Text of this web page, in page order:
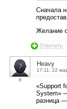
Сначала
Желание
Ответить
8
Heavy
17:11, 22
«Support
System»
разница